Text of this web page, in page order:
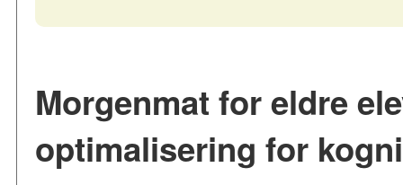
Morgenmat for eldre
optimalisering for